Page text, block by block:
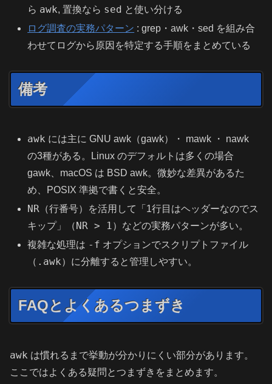
ら awk, 置換なら sed と使い分ける
ログ調査の実務パターン : grep・awk・sed を組み合
わせてログから原因を特定する手順をまとめている
備考
awk には主に GNU awk（gawk）・ mawk ・ nawk
の3種がある。Linux のデフォルトは多くの場合
gawk、macOS は BSD awk。微妙な差異があるた
め、POSIX 準拠で書くと安全。
NR （行番号）を活用して「1行目はヘッダーなのでス
キップ」（NR > 1 ）などの実務パターンが多い。
複雑な処理は -f オプションでスクリプトファイル
（ .awk）に分離すると管理しやすい。
FAQとよくあるつまずき
awk は慣れるまで挙動が分かりにくい部分があります。
ここではよくある疑問とつまずきをまとめます。